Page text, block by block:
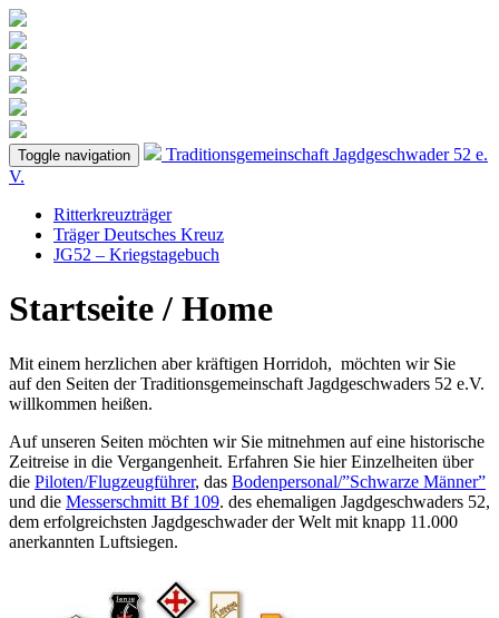
Toggle navigation Traditionsgemeinschaft Jagdgeschwader 52 e.
V.
Ritterkreuzträger
Träger Deutsches Kreuz
JG52 – Kriegstagebuch
Startseite / Home
Mit einem herzlichen aber kräftigen Horridoh, möchten wir Sie
auf den Seiten der Traditionsgemeinschaft Jagdgeschwaders 52 e.V.
willkommen heißen.
Auf unseren Seiten möchten wir Sie mitnehmen auf eine historische
Zeitreise in die Vergangenheit. Erfahren Sie hier Einzelheiten über
die Piloten/Flugzeugführer, das Bodenpersonal/”Schwarze Männer”
und die Messerschmitt Bf 109. des ehemaligen Jagdgeschwaders 52,
dem erfolgreichsten Jagdgeschwader der Welt mit knapp 11.000
anerkannten Luftsiegen.